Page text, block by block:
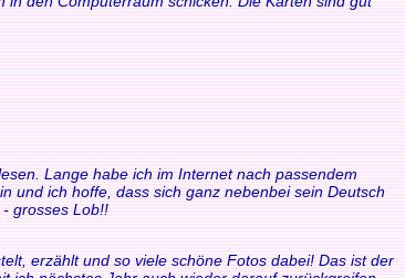
Lange habe ich im Internet nach passendem
und ich hoffe, dass sich ganz nebenbei sein Deutsch
grosses Lob!!
erzählt und so viele schöne Fotos dabei! Das ist der